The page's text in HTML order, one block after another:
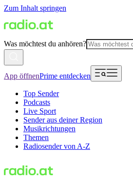
Zum Inhalt springen
Was möchtest du anhören?
App öffnenPrime entdecken
Top Sender
Podcasts
Live Sport
Sender aus deiner Region
Musikrichtungen
Themen
Radiosender von A-Z